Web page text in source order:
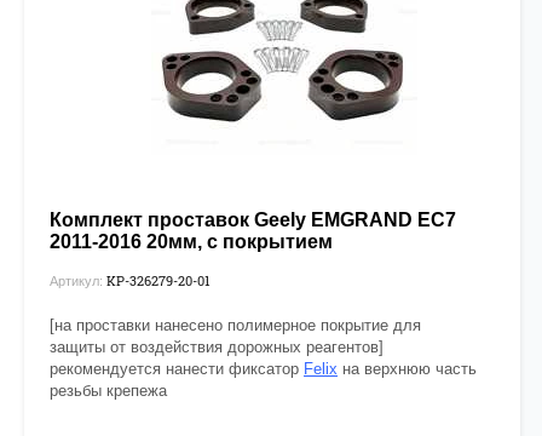
Комплект проставок Geely EMGRAND EC7
2011-2016 20мм, с покрытием
Артикул: KP-326279-20-01
[на проставки нанесено полимерное покрытие для
защиты от воздействия дорожных реагентов]
рекомендуется нанести фиксатор Felix на верхнюю часть
резьбы крепежа